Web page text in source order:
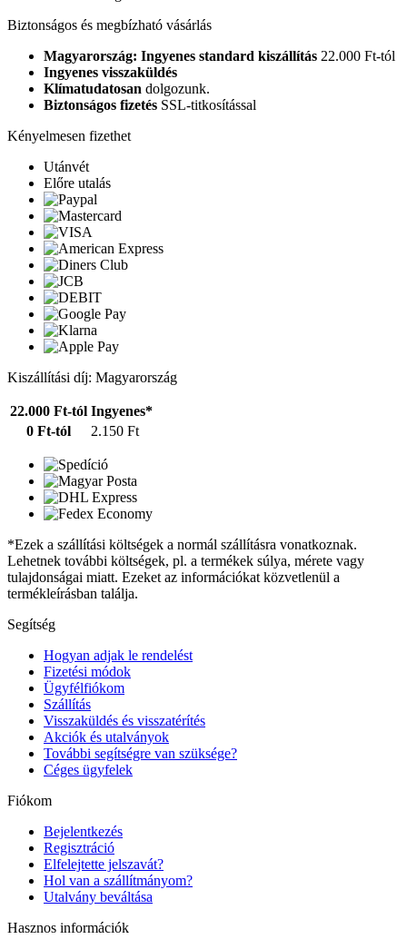
Biztonságos és megbízható vásárlás
Magyarország: Ingyenes standard kiszállítás 22.000 Ft-tól
Ingyenes visszaküldés
Klímatudatosan dolgozunk.
Biztonságos fizetés SSL-titkosítással
Kényelmesen fizethet
Utánvét
Előre utalás
Kiszállítási díj: Magyarország
22.000 Ft-tól Ingyenes*
0 Ft-tól
2.150 Ft
*Ezek a szállítási költségek a normál szállításra vonatkoznak.
Lehetnek további költségek, pl. a termékek súlya, mérete vagy
tulajdonságai miatt. Ezeket az információkat közvetlenül a
termékleírásban találja.
Segítség
Hogyan adjak le rendelést
Fizetési módok
Ügyfélfiókom
Szállítás
Visszaküldés és visszatérítés
Akciók és utalványok
További segítségre van szüksége?
Céges ügyfelek
Fiókom
Bejelentkezés
Regisztráció
Elfelejtette jelszavát?
Hol van a szállítmányom?
Utalvány beváltása
Hasznos információk